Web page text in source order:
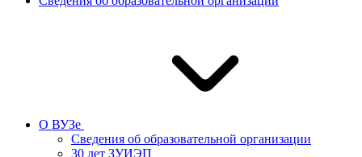
О ВУЗе
Сведения об образовательной организации
30 лет ЗУИЭП